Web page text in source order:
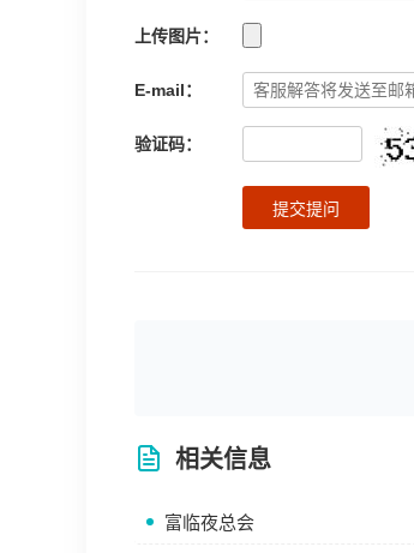
上传图片：
E-mail：
验证码：
提交提问
相关信息
富临夜总会